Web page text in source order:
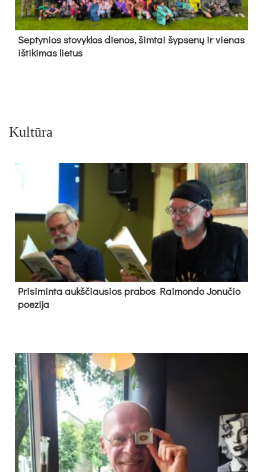
Sep­ty­nios sto­vyk­los die­nos, šim­tai šyp­se­nų ir vie­nas
iš­ti­ki­mas lie­tus
Kultūra
Pri­si­min­ta aukš­čiau­sios pra­bos Rai­mon­do Jo­nu­čio
poe­zi­ja